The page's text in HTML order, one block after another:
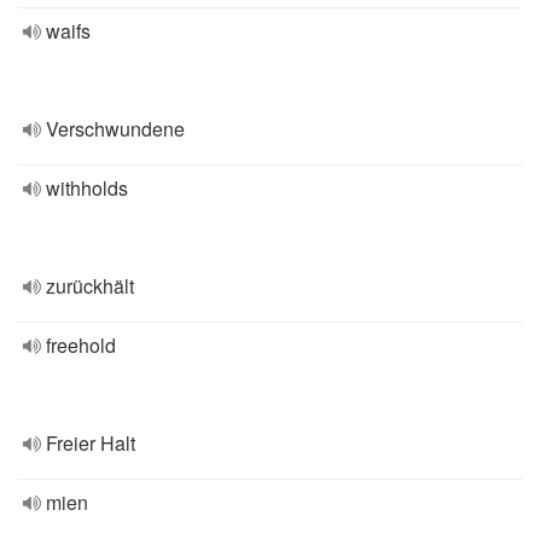
waifs
Verschwundene
withholds
zurückhält
freehold
Freier Halt
mien